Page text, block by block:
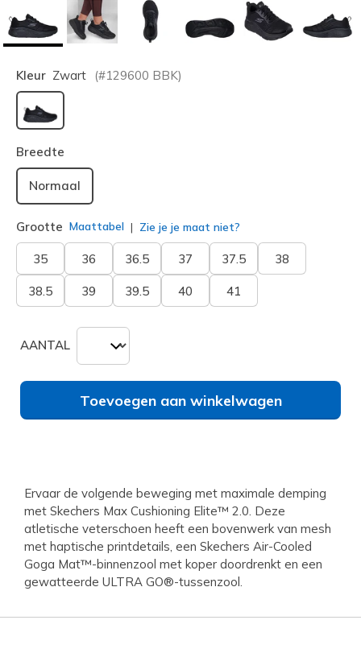
Kleur Zwart (#129600 BBK)
geselecteerd
Breedte
Normaal
Grootte Maattabel Zie je je maat niet?
35 36 36.5 37 37.5 38
38.5 39 39.5 40 41
AANTAL
Toevoegen aan winkelwagen
Ervaar de volgende beweging met maximale demping
met Skechers Max Cushioning Elite™ 2.0. Deze
atletische veterschoen heeft een bovenwerk van mesh
met haptische printdetails, een Skechers Air-Cooled
Goga Mat™-binnenzool met koper doordrenkt en een
gewatteerde ULTRA GO®-tussenzool.